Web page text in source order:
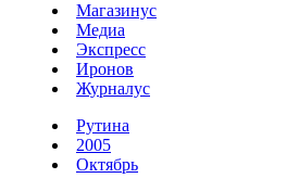
Магазинус
Медиа
Экспресс
Иронов
Журналус
Рутина
2005
Октябрь